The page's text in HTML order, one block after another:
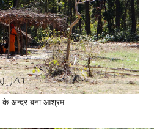
के अन्दर बना आश्रम